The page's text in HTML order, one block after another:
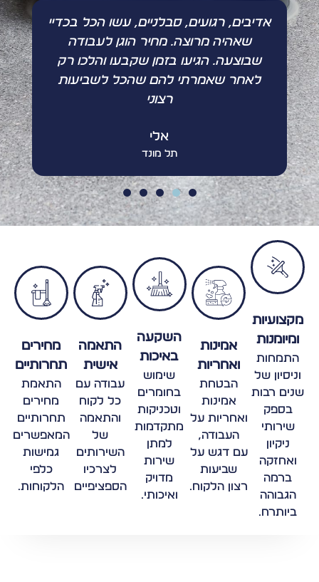
אדיבים, רגועים, סבלניים, עשו הכל בכדיי
שאהיה מרוצה. מחיר הוגן לעבודה
שבוצעה. הגיעו בזמן שקבעו והלכו רק
לאחר שאמרתי להם שהכל לשביעות
רצוני
אלי
תל מונד
מקצועיות
ומיומנות
התמחות
וניסיון של
שנים רבות
בספק
שירותי
ניקיון
ואחזקה
ברמה
הגבוהה
ביותרח.
אמינות
ואחריות
הבטחת
אמינות
ואחריות על
העבודה,
עם דגש על
שביעות
רצון הלקוח.
השקעה
באיכות
שימוש
בחומרים
וטכניקות
מתקדמות
למתן
שירות
מדויק
ואיכותי.
התאמה
אישית
עבודה עם
כל לקוח
והתאמה
של
השירותים
לצרכיו
הספציפיים
מחירים
תחרותיים
התאמת
מחירים
תחרותיים
המאפשרים
גמישות
כלפי
הלקוחות.